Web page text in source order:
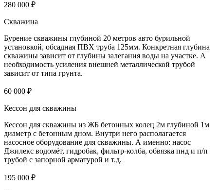
280 000 ₽
Скважина
Бурение скважины глубиной 20 метров авто бурильной
установкой, обсадная ПВХ труба 125мм. Конкретная глубина
скважины зависит от глубины залегания воды на участке. А
необходимость усиления внешней металлической трубой
зависит от типа грунта.
60 000 ₽
Кессон для скважины
Кессон для скважины из ЖБ бетонных колец 2м глубиной 1м
диаметр с бетонным дном. Внутри него располагается
насосное оборудование для скважины. А именно: насос
Джилекс водомёт, гидробак, фильтр-колба, обвязка пнд и п/п
трубой с запорной арматурой и т.д.
195 000 ₽